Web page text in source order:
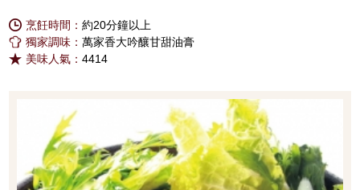
烹飪時間：約20分鐘以上
獨家調味：萬家香大吟釀甘甜油膏
美味人氣：4414